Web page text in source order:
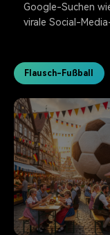
Google-Suchen
virale Social-
Flausch-Fußball